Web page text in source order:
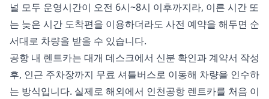
널 모두 운영시간이 오전 6시~8시 이후까지라, 이른 시간 또
는 늦은 시간 도착편을 이용하더라도 사전 예약을 해두면 순
서대로 차량을 받을 수 있습니다.
공항 내 렌트카는 대개 데스크에서 신분 확인과 계약서 작성
후, 인근 주차장까지 무료 셔틀버스로 이동해 차량을 인수하
는 방식입니다. 실제로 해외에서 인천공항 렌트카를 처음 이